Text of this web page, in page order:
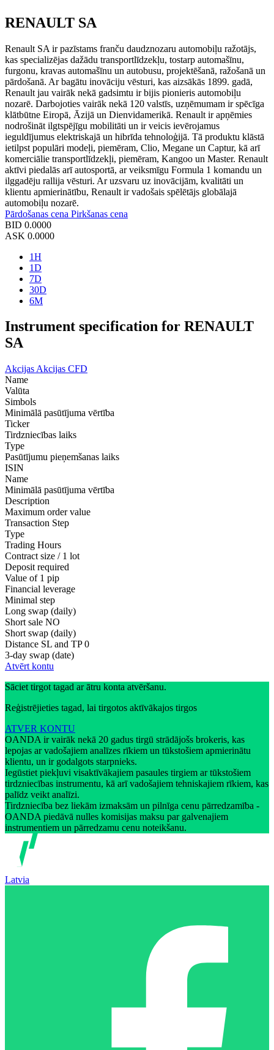
RENAULT SA
Renault SA ir pazīstams franču daudznozaru automobiļu ražotājs,
kas specializējas dažādu transportlīdzekļu, tostarp automašīnu,
furgonu, kravas automašīnu un autobusu, projektēšanā, ražošanā un
pārdošanā. Ar bagātu inovāciju vēsturi, kas aizsākās 1899. gadā,
Renault jau vairāk nekā gadsimtu ir bijis pionieris automobiļu
nozarē. Darbojoties vairāk nekā 120 valstīs, uzņēmumam ir spēcīga
klātbūtne Eiropā, Āzijā un Dienvidamerikā. Renault ir apņēmies
nodrošināt ilgtspējīgu mobilitāti un ir veicis ievērojamus
ieguldījumus elektriskajā un hibrīda tehnoloģijā. Tā produktu klāstā
ietilpst populāri modeļi, piemēram, Clio, Megane un Captur, kā arī
komerciālie transportlīdzekļi, piemēram, Kangoo un Master. Renault
aktīvi piedalās arī autosportā, ar veiksmīgu Formula 1 komandu un
ilggadēju rallija vēsturi. Ar uzsvaru uz inovācijām, kvalitāti un
klientu apmierinātību, Renault ir vadošais spēlētājs globālajā
automobiļu nozarē.
Pārdošanas cena Pirkšanas cena
BID 0.0000
ASK 0.0000
1H
1D
7D
30D
6M
Instrument specification for RENAULT
SA
Akcijas Akcijas CFD
Name
Valūta
Simbols
Minimālā pasūtījuma vērtība
Ticker
Tirdzniecības laiks
Type
Pasūtījumu pieņemšanas laiks
ISIN
Name
Minimālā pasūtījuma vērtība
Description
Maximum order value
Transaction Step
Type
Trading Hours
Contract size / 1 lot
Deposit required
Value of 1 pip
Financial leverage
Minimal step
Long swap (daily)
Short sale NO
Short swap (daily)
Distance SL and TP 0
3-day swap (date)
Atvērt kontu
Sāciet tirgot tagad ar ātru konta atvēršanu.
Reģistrējieties tagad, lai tirgotos aktīvākajos tirgos
ATVER KONTU
OANDA ir vairāk nekā 20 gadus tirgū strādājošs brokeris, kas
lepojas ar vadošajiem analīzes rīkiem un tūkstošiem apmierinātu
klientu, un ir godalgots starpnieks.
Iegūstiet piekļuvi visaktīvākajiem pasaules tirgiem ar tūkstošiem
tirdzniecības instrumentu, kā arī vadošajiem tehniskajiem rīkiem, kas
palīdz veikt analīzi.
Tirdzniecība bez liekām izmaksām un pilnīga cenu pārredzamība -
OANDA piedāvā nulles komisijas maksu par galvenajiem
instrumentiem un pārredzamu cenu noteikšanu.
Latvia